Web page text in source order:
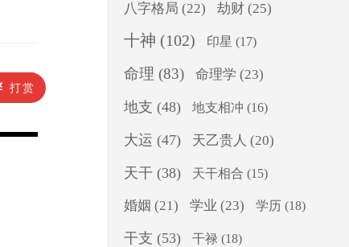
打赏
八字格局 (22) 劫财 (25)
十神 (102) 印星 (17)
命理 (83) 命理学 (23)
地支 (48) 地支相冲 (16)
大运 (47) 天乙贵人 (20)
天干 (38) 天干相合 (15)
婚姻 (21) 学业 (23) 学历 (18)
干支 (53) 干禄 (18)